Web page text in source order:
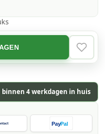
binnen 4 werkdagen in huis
PayPal